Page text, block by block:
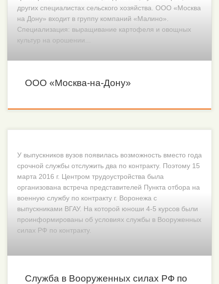
других специалистах сельского хозяйства. ООО «Москва
на Дону» входит в группу компаний «Малино».
Специализация: выращивание картофеля и овощных
культур на орошении...
ООО «Москва-на-Дону»
У выпускников вузов появилась возможность вместо года
срочной службы отслужить два по контракту. Поэтому 15
марта 2016 г. Центром трудоустройства была
организована встреча представителей Пункта отбора на
военную службу по контракту г. Воронежа с
выпускниками ВГАУ. На которой юноши 4-5 курсов были
проинформированы об условиях службы в Вооруженных
силах РФ по контракту.
Служба в Вооруженных силах РФ по